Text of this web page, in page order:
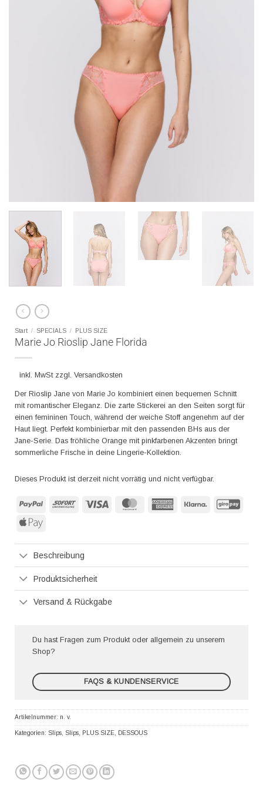
Start / SPECIALS / PLUS SIZE
Marie Jo Rioslip Jane Florida
inkl. MwSt zzgl. Versandkosten
Der Rioslip Jane von Marie Jo kombiniert einen bequemen Schnitt
mit romantischer Eleganz. Die zarte Stickerei an den Seiten sorgt für
einen femininen Touch, während der weiche Stoff angenehm auf der
Haut liegt. Perfekt kombinierbar mit den passenden BHs aus der
Jane-Serie. Das fröhliche Orange mit pinkfarbenen Akzenten bringt
sommerliche Frische in deine Lingerie-Kollektion.
Dieses Produkt ist derzeit nicht vorrätig und nicht verfügbar.
PayPal Sofort MasterCard American
Klarna
Apple
Beschreibung
Produktsicherheit
Versand & Rückgabe
Du hast Fragen zum Produkt oder allgemein zu unserem
Shop?
FAQS & KUNDENSERVICE
Artikelnummer: n. v.
Kategorien: Slips Slips PLUS SIZE DESSOUS